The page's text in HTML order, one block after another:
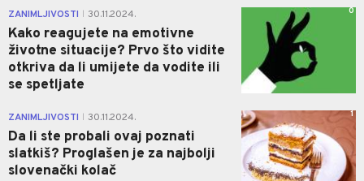
ZANIMLJIVOSTI 30.11.2024.
Kako reagujete na emotivne
životne situacije? Prvo što vidite
otkriva da li umijete da vodite ili
se spetljate
0
ZANIMLJIVOSTI 30.11.2024.
Da li ste probali ovaj poznati
slatkiš? Proglašen je za najbolji
slovenački kolač
1